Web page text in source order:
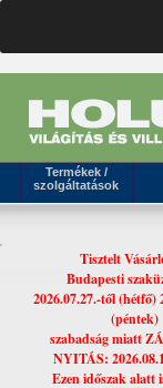
Termékek /
szolgáltatások
Tisztelt
Budapesti
2026.07.27.-től (hétfő)
(péntek)
szabadság miatt
NYITÁS:
Ezen időszak alatt